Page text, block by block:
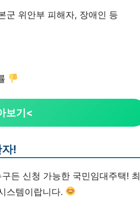
군 위안부 피해자, 장애인 등
보기<
!
든 신청 가능한 국민임대주택! 최
스템이랍니다.